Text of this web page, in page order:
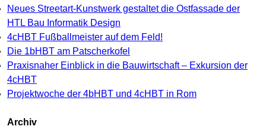
Neues Streetart-Kunstwerk gestaltet die Ostfassade der
HTL Bau Informatik Design
4cHBT Fußballmeister auf dem Feld!
Die 1bHBT am Patscherkofel
Praxisnaher Einblick in die Bauwirtschaft – Exkursion der
4cHBT
Projektwoche der 4bHBT und 4cHBT in Rom
Archiv